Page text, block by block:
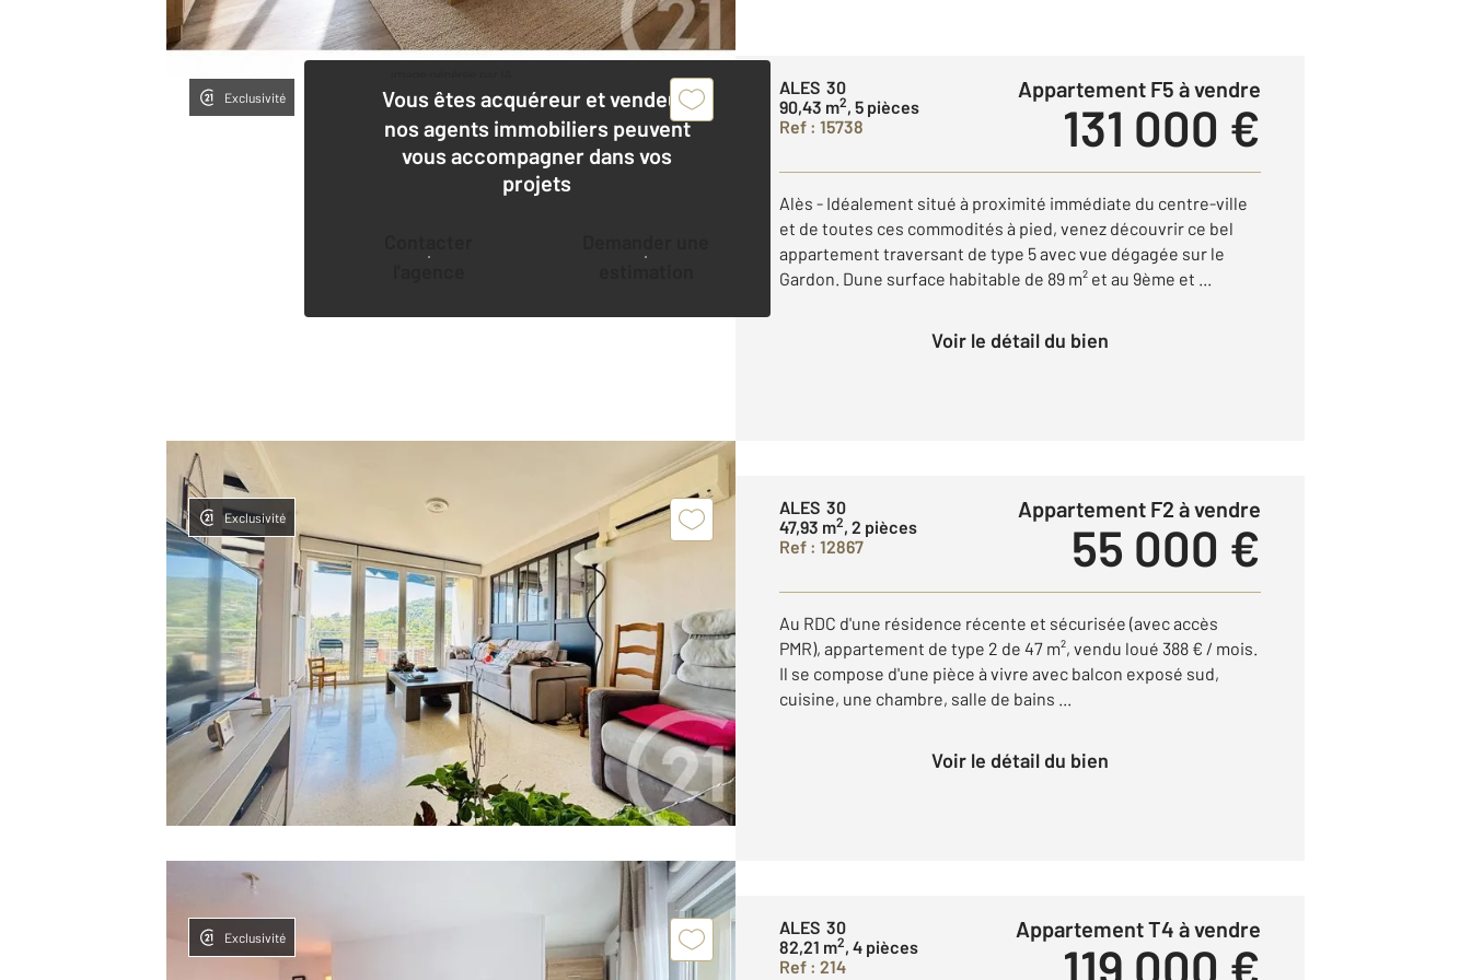
Vous êtes acquéreur et vendeur,
nos agents immobiliers peuvent
vous accompagner dans vos
projets
Exclusivité
ALES 30
90,43 m2, 5 pièces
Ref : 15738
Appartement F5 à vendre
131 000 €
Alès - Idéalement situé à proximité immédiate du centre-ville
et de toutes ces commodités à pied, venez découvrir ce bel
appartement traversant de type 5 avec vue dégagée sur le
Gardon. Dune surface habitable de 89 m² et au 9ème et ...
Voir le détail du bien
Exclusivité
ALES 30
47,93 m2, 2 pièces
Ref : 12867
Appartement F2 à vendre
55 000 €
Au RDC d'une résidence récente et sécurisée (avec accès
PMR), appartement de type 2 de 47 m², vendu loué 388 € / mois.
Il se compose d'une pièce à vivre avec balcon exposé sud,
cuisine, une chambre, salle de bains ...
Voir le détail du bien
Exclusivité
ALES 30
82,21 m2, 4 pièces
Ref : 214
Appartement T4 à vendre
119 000 €